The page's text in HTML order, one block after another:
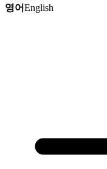
영어English